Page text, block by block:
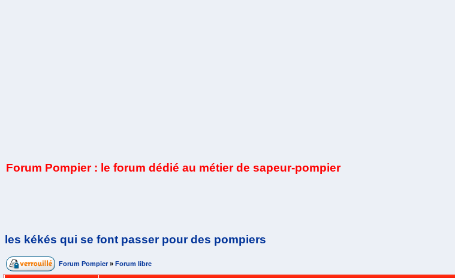
Forum Pompier : le forum dédié au métier de sapeur-pompier
les kékés qui se font passer pour des pompiers
Forum Pompier » Forum libre